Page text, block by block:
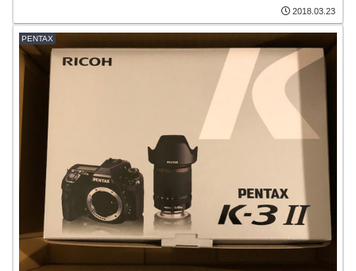
2018.03.23
PENTAX